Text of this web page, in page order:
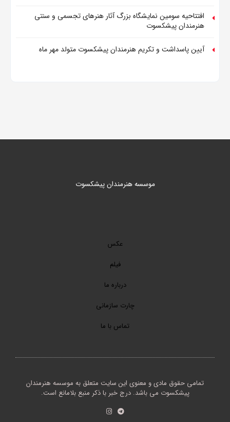
افتتاحیه سومین نمایشگاه بزرگ آثار هنرهای تجسمی و سنتی
هنرمندان پیشکسوت
آیین پاسداشت و تکریم هنرمندان پیشکسوت متولد مهر ماه
موسسه هنرمندان پیشکسوت
عکس
فیلم
درباره ما
چارت سازمانی
تماس با ما
تمامی حقوق مادی و معنوی این سایت متعلق به موسسه هنرمندان
پیشکسوت می باشد. درج خبر با ذکر منبع بلامانع است.